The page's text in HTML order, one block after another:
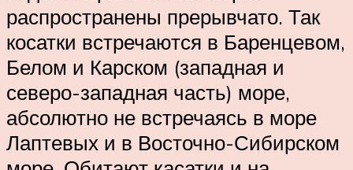
распространены прерывчато. Так
косатки встречаются в Баренцевом,
Белом и Карском (западная и
северо-западная часть) море,
абсолютно не встречаясь в море
Лаптевых и в Восточно-Сибирском